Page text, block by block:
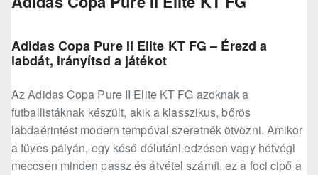
Adidas Copa Pure II Elite KT FG – Érezd a
labdát, irányítsd a játékot
Az Adidas Copa Pure II Elite KT FG azoknak a
futballistáknak készült, akik a klasszikus, bőrös
labdaérintést modern tempóval szeretnék ötvözni. Amikor
a füves pályán, egy késő délutáni edzésen vagy hétvégi
meccsen minden passz és átvétel számít, ez a foci cipő a